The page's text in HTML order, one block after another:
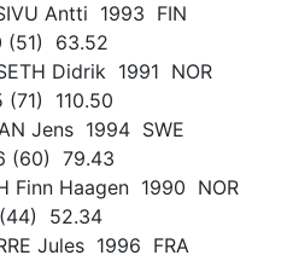
Antti 1993 FIN
(51) 63.52
Didrik 1991 NOR
110.50
Jens 1994 SWE
(60) 79.43
Finn Haagen 1990 NOR
52.34
Jules 1996 FRA